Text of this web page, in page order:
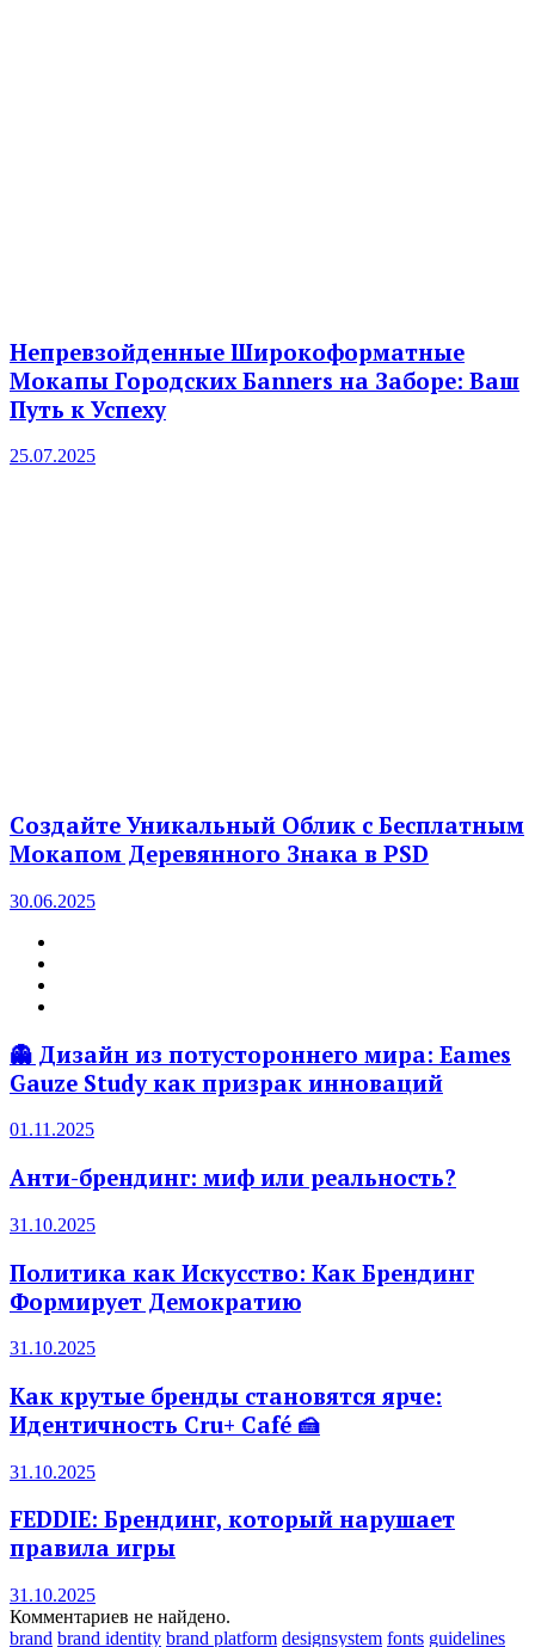
Непревзойденные Широкоформатные
Мокапы Городских Бanners на Заборе: Ваш
Путь к Успеху
25.07.2025
Создайте Уникальный Облик с Бесплатным
Мокапом Деревянного Знака в PSD
30.06.2025
👻 Дизайн из потустороннего мира: Eames
Gauze Study как призрак инноваций
01.11.2025
Анти-брендинг: миф или реальность?
31.10.2025
Политика как Искусство: Как Брендинг
Формирует Демократию
31.10.2025
Как крутые бренды становятся ярче:
Идентичность Cru+ Café 🍰
31.10.2025
FEDDIE: Брендинг, который нарушает
правила игры
31.10.2025
Комментариев не найдено.
brand brand identity brand platform designsystem fonts guidelines